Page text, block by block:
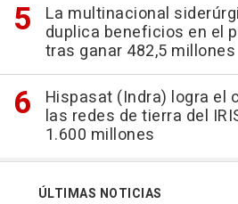
La multinacional
duplica beneficios en el
tras ganar 482,5 millones
Hispasat (Indra) logra el
las redes de tierra del
1.600 millones
ÚLTIMAS NOTICIAS